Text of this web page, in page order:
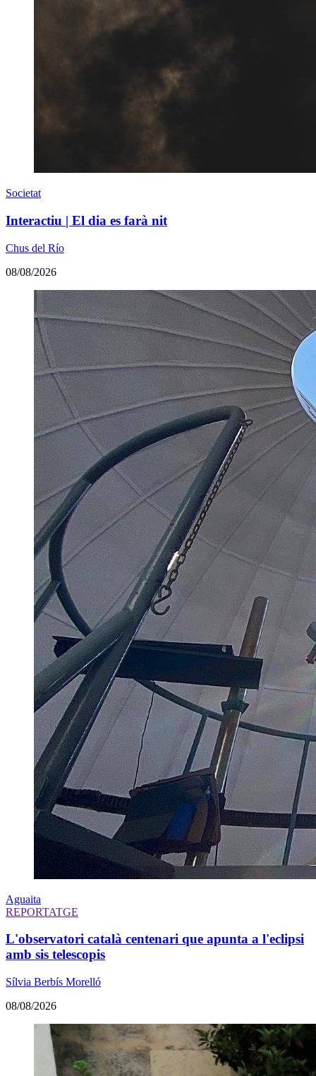
Societat
Interactiu | El dia es farà nit
Chus del Río
08/08/2026
Aguaita
REPORTATGE
L'observatori català centenari que apunta a l'eclipsi
amb sis telescopis
Sílvia Berbís Morelló
08/08/2026